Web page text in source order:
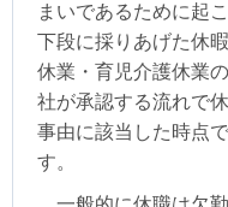
まいであるために起
下段に採りあげた休
休業・育児介護休業
社が承認する流れで
事由に該当した時点
す。